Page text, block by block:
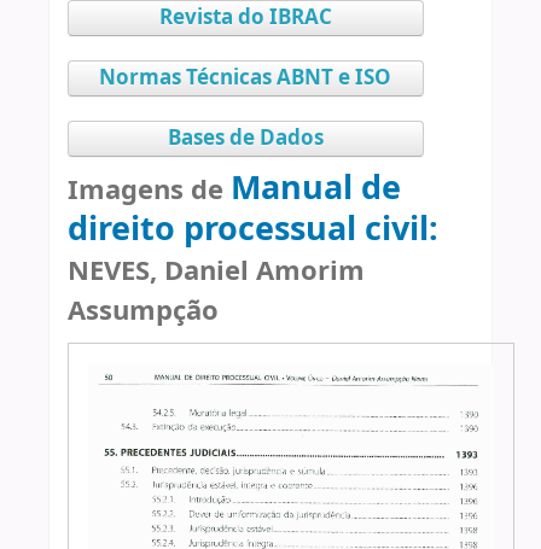
Revista do IBRAC
Normas Técnicas ABNT e ISO
Bases de Dados
Imagens de Manual de
direito processual civil:
NEVES, Daniel Amorim
Assumpção